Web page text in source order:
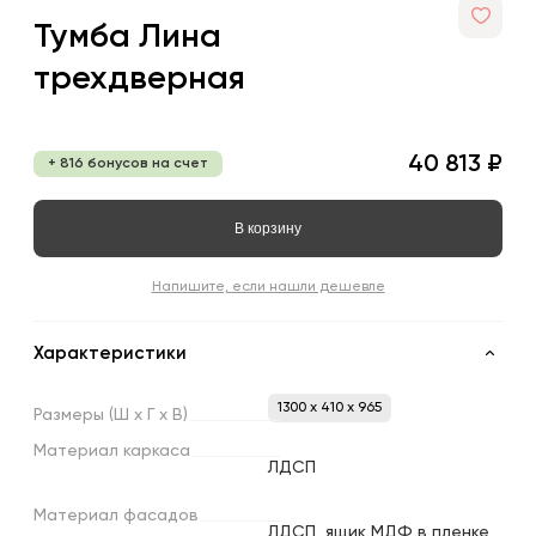
Тумба Лина
трехдверная
+ 816 бонусов на счет 40 813 ₽
В корзину
Напишите, если нашли дешевле
Характеристики
Размеры (Ш х х В) 1300 x 410 x 965
Материал каркаса
ЛДСП
Материал фасадов